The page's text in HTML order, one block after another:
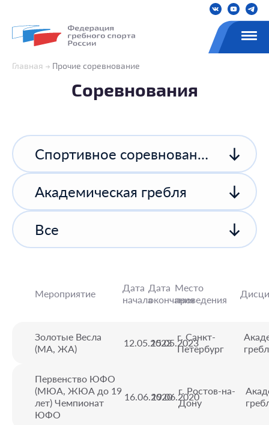
Главная Прочие соревнование
Соревнования
Спортивное соревнование спортивной организации
Академическая гребля
Все
Мероприятие
Дата
начала
Дата
окончания
Место
проведения
Золотые Весла
(МА, ЖА)
12.05.202315.05.2023
г. Санкт-
Петербург
Первенство ЮФО
(МЮА, ЖЮА до 19
лет) Чемпионат
ЮФО
16.06.202019.06.2020
г. Ростов-на-
Дону